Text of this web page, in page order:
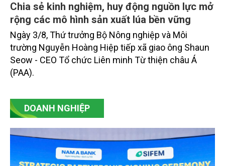
Chia sẻ kinh nghiệm, huy động nguồn lực mở
rộng các mô hình sản xuất lúa bền vững
Ngày 3/8, Thứ trưởng Bộ Nông nghiệp và Môi
trường Nguyễn Hoàng Hiệp tiếp xã giao ông Shaun
Seow - CEO Tổ chức Liên minh Từ thiện châu Á
(PAA).
DOANH NGHIỆP